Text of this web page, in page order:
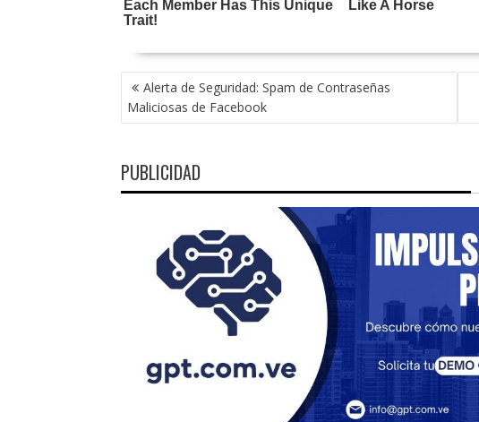
NAVEGACIÓN
DE
ENTRADAS
Alerta de Seguridad: Spam de Contraseñas
Maliciosas de Facebook
PUBLICIDAD